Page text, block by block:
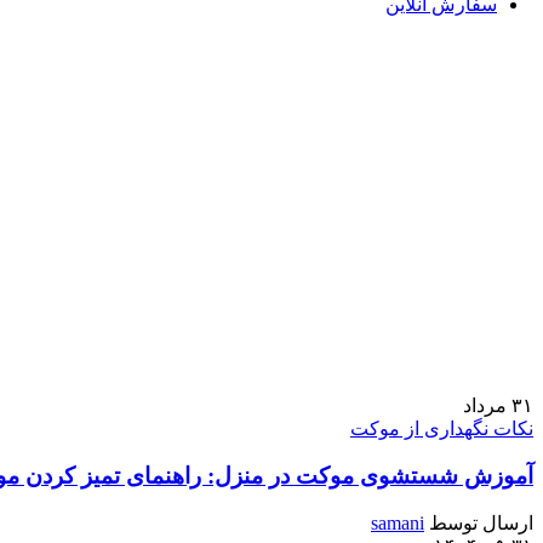
سفارش آنلاین
۳۱ مرداد
نکات نگهداری از موکت
آموزش شستشوی موکت در منزل: راهنمای تمیز کردن
ارسال توسط samani